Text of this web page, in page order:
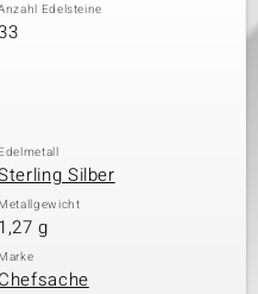
Edelsteine
Edelmetall
Silber
Metallgewicht
1,27 g
Marke
Chefsache